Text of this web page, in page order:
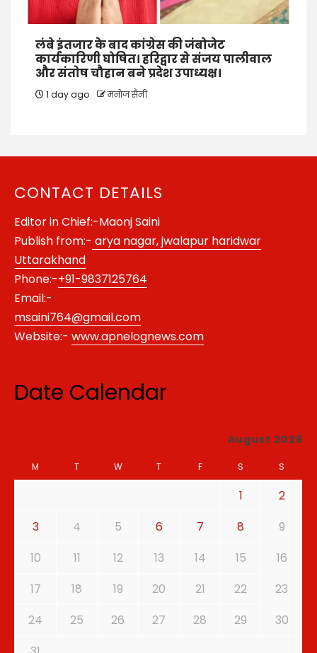
लंबे इंतजार के बाद कांग्रेस की जंबोजेट
कार्यकारिणी घोषित। हरिद्वार से संजय पालीवाल
और संतोष चौहान बने प्रदेश उपाध्यक्ष।
1 day ago मनोज सैनी
CONTACT DETAILS
Editor in Chief:-Maonj Saini
Publish from:- arya nagar, jwalapur haridwar
Uttarakhand
Phone:-+91-9837125764
Email:-
msaini764@gmail.com
Website:- www.apnelognews.com
Date Calendar
August 2026
M T W T F S S
1
2
3
4 5 6 7 8
9
10
11 12 13 14 15
16
17
18 19 20 21 22
23
24
25 26 27 28 29
30